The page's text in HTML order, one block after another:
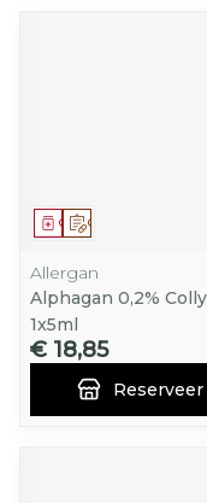
Op voorschrift
Geneesmiddel
Allergan
Alphagan 0,2%
1x5ml
€ 18,85
Reserveer